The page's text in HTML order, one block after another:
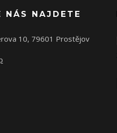
NÁS NAJDETE
10, 79601 Prostějov